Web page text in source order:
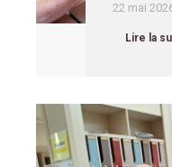
22 mai
Lire la